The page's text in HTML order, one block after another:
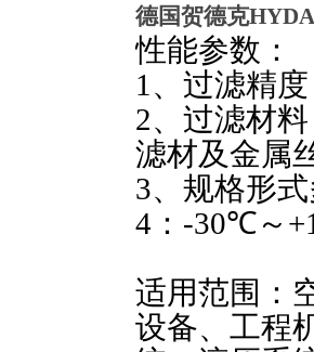
德国贺德克
性能参数：
1 、过滤精
2、过滤材
滤材及金属
3、规格形
4 ： -30℃～
适用范围：
设备、工程